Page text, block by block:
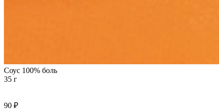
Соус 100% боль
35 г
90 ₽